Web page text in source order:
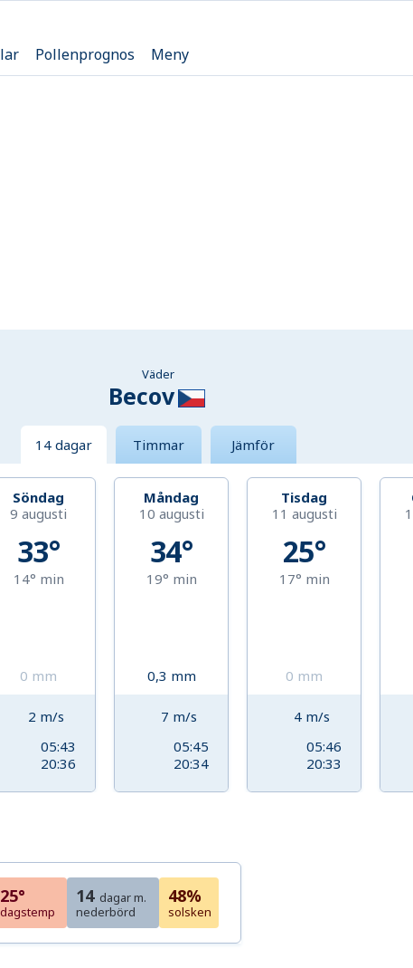
Pollenprognos Meny
Väder
Becov
14 dagar Timmar Jämför
Söndag
9 augusti
33°
14° min
0 mm
2 m/s
05:43
20:36
Måndag
10 augusti
34°
19° min
0,3 mm
7 m/s
05:45
20:34
Tisdag
11 augusti
25°
17° min
0 mm
4 m/s
05:46
20:33
25°
dagstemp
14 dagar m.
nederbörd
48%
solsken